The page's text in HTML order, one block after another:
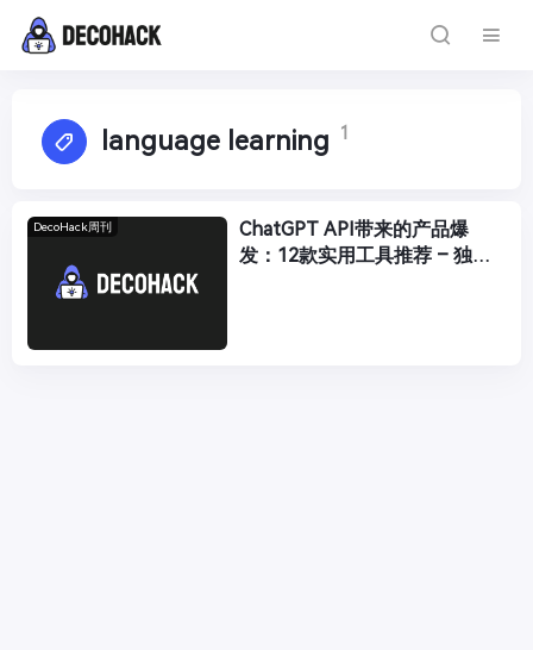
language learning 1
DecoHack周刊
ChatGPT API带来的产品爆
发：12款实用工具推荐 – 独立